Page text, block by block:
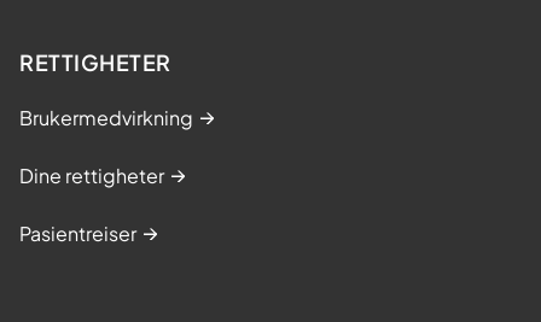
RETTIGHETER
Brukermedvirkning
Dine rettigheter
Pasientreiser